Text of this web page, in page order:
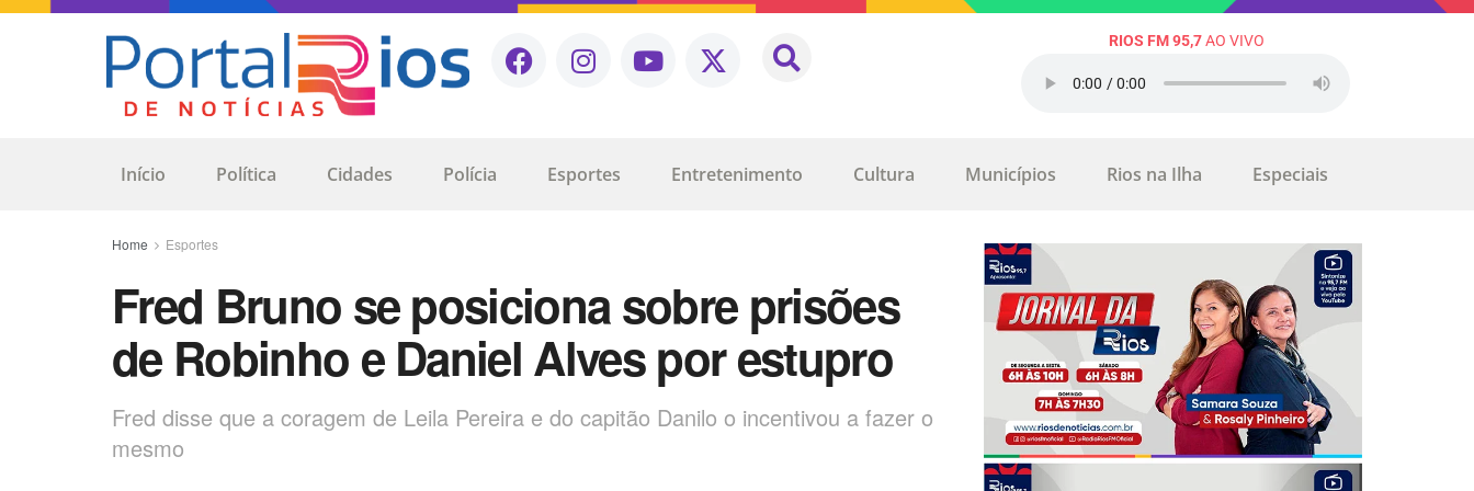
RIOS FM 95,7AO VIVO
Início Política Cidades Polícia Esportes Entretenimento Cultura Municípios Rios na Ilha Especiais
Home Esportes
Fred Bruno se posiciona sobre prisões
de Robinho e Daniel Alves por estupro
Fred disse que a coragem de Leila Pereira e do capitão Danilo o incentivou a fazer o
mesmo